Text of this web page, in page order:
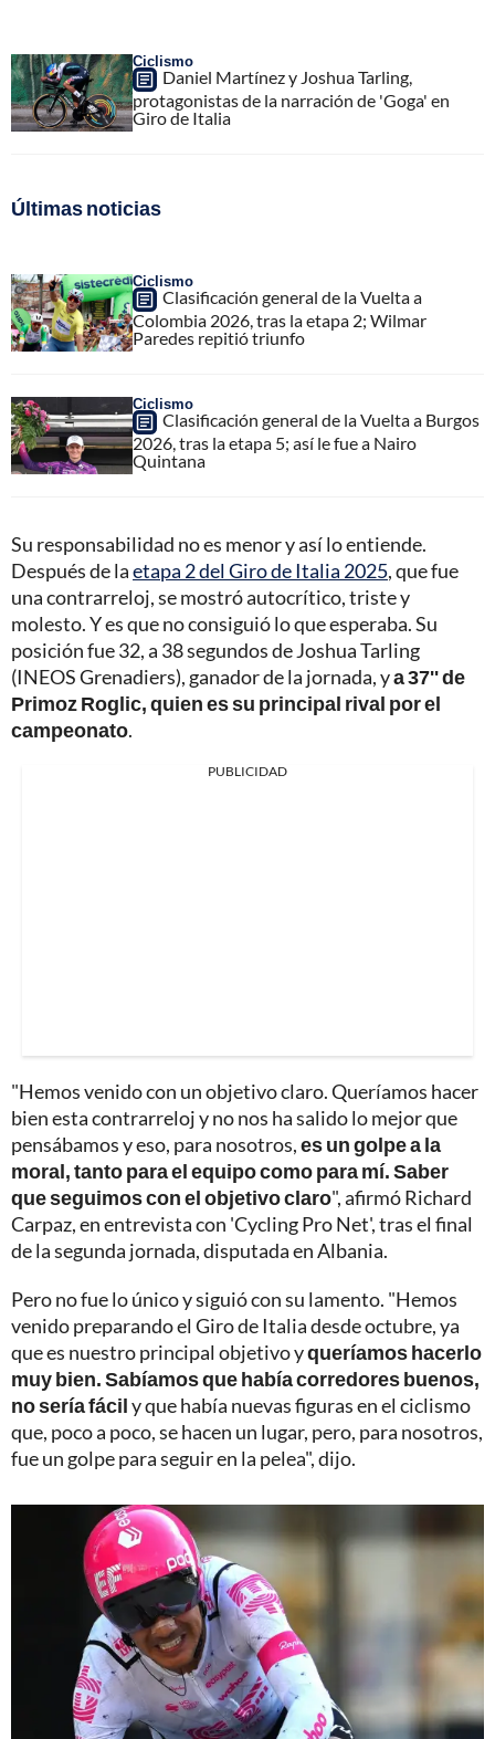
Ciclismo
Daniel Martínez y Joshua Tarling,
protagonistas de la narración de 'Goga' en
Giro de Italia
Últimas noticias
Ciclismo
Clasificación general de la Vuelta a
Colombia 2026, tras la etapa 2; Wilmar
Paredes repitió triunfo
Ciclismo
Clasificación general de la Vuelta a Burgos
2026, tras la etapa 5; así le fue a Nairo
Quintana
Su responsabilidad no es menor y así lo entiende.
Después de laetapa 2 del Giro de Italia 2025, que fue
una contrarreloj, se mostró autocrítico, triste y
molesto. Y es que no consiguió lo que esperaba. Su
posición fue 32, a 38 segundos de Joshua Tarling
(INEOS Grenadiers), ganador de la jornada, ya 37'' de
Primoz Roglic, quien es su principal rival por el
campeonato.
PUBLICIDAD
"Hemos venido con un objetivo claro. Queríamos hacer
bien esta contrarreloj y no nos ha salido lo mejor que
pensábamos y eso, para nosotros,es un golpe a la
moral, tanto para el equipo como para mí. Saber
que seguimos con el objetivo claro", afirmó Richard
Carpaz, en entrevista con 'Cycling Pro Net', tras el final
de la segunda jornada, disputada en Albania.
Pero no fue lo único y siguió con su lamento. "Hemos
venido preparando el Giro de Italia desde octubre, ya
que es nuestro principal objetivo yqueríamos hacerlo
muy bien. Sabíamos que había corredores buenos,
no sería fácily que había nuevas figuras en el ciclismo
que, poco a poco, se hacen un lugar, pero, para nosotros,
fue un golpe para seguir en la pelea", dijo.